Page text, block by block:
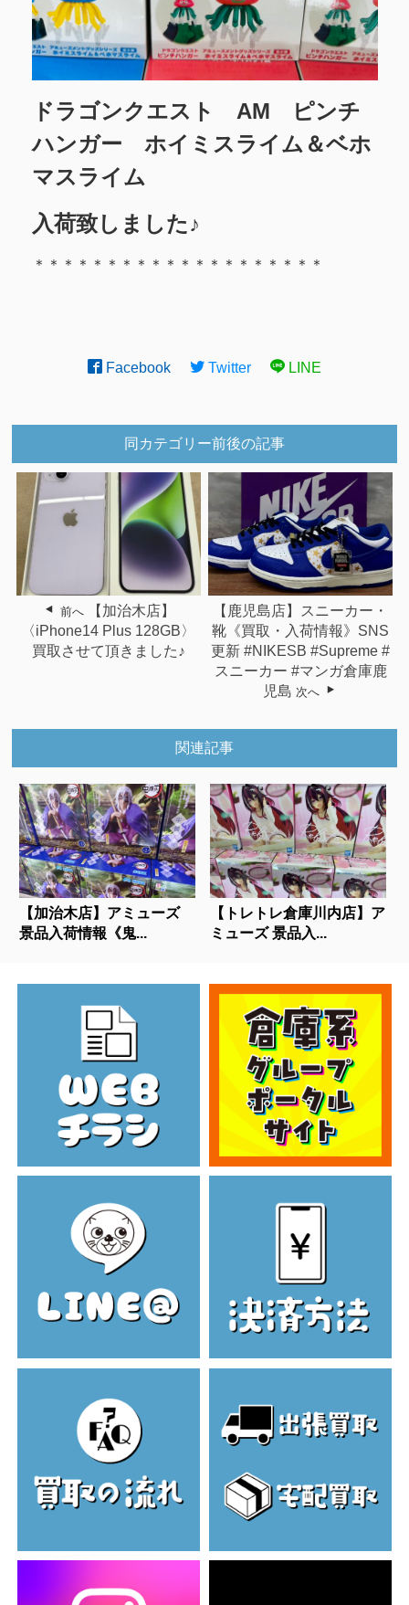
ドラゴンクエスト AM ピンチ
ハンガー ホイミスライム＆ベホ
マスライム
入荷致しました♪
＊＊＊＊＊＊＊＊＊＊＊＊＊＊＊＊＊＊＊＊
Facebook Twitter LINE
同カテゴリー前後の記事
前へ
【加治木店】
〈iPhone14 Plus 128GB〉
買取させて頂きました♪
【鹿児島店】スニーカー・
靴《買取・入荷情報》SNS
更新 #NIKESB #Supreme #
スニーカー #マンガ倉庫鹿
児島 次へ
関連記事
【加治木店】アミューズ
景品入荷情報《鬼...
【トレトレ倉庫川内店】ア
ミューズ 景品入...